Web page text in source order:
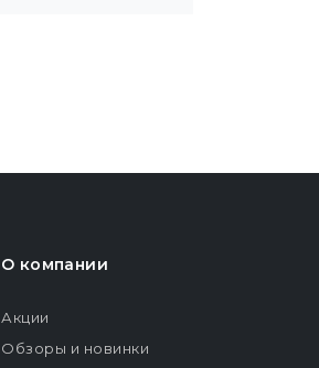
О компании
Акции
Обзоры и новинки